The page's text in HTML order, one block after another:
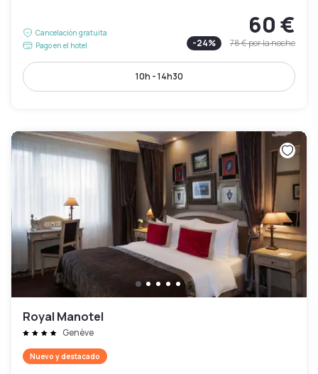
Cancelación gratuita
Pago en el hotel
60 €
-24% 78 €por la noche
10h - 14h30
Royal Manotel
Genève
Nuevo y destacado